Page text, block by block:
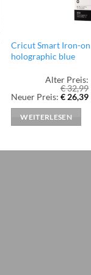
Cricut Smart Iron-
holographic blue
Alter Preis:
€32,99
Ursprünglicher
war:
€ 32,99
Neuer Preis: € 26,39
WEITERLESEN